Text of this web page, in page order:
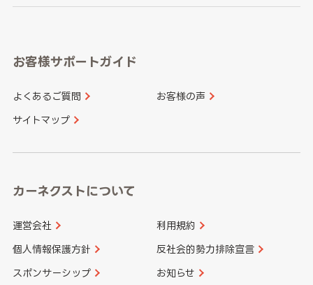
愛知県
和歌山県
山口県
香川県 愛媛県
長崎県
大分県 宮崎県
お客様サポートガイド
よくあるご質問 お客様の声
サイトマップ
カーネクストについて
運営会社 利用規約
個人情報保護方針 反社会的勢力排除宣言
スポンサーシップ お知らせ